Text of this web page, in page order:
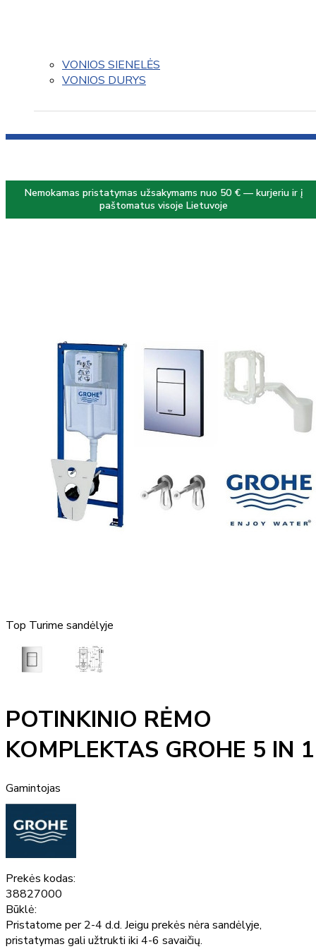
VONIOS SIENELĖS
VONIOS DURYS
Nemokamas pristatymas užsakymams nuo 50 € — kurjeriu ir į
paštomatus visoje Lietuvoje
Top Turime sandėlyje
POTINKINIO RĖMO
KOMPLEKTAS GROHE 5 IN 1
Gamintojas
Prekės kodas:
38827000
Būklė:
Pristatome per 2-4 d.d. Jeigu prekės nėra sandėlyje,
pristatymas gali užtrukti iki 4-6 savaičių.